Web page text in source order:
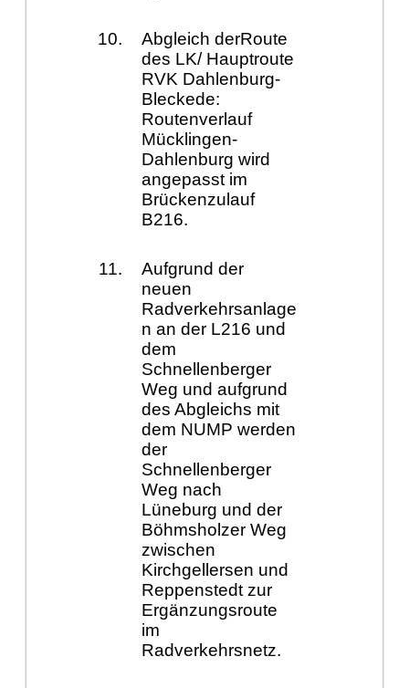
Abgleich derRoute
des LK/ Hauptroute
RVK Dahlenburg-
Bleckede:
Routenverlauf
Mücklingen-
Dahlenburg wird
angepasst im
Brückenzulauf
B216.
Aufgrund der
neuen
Radverkehrsanlage
n an der L216 und
dem
Schnellenberger
Weg und aufgrund
des Abgleichs mit
dem NUMP werden
der
Schnellenberger
Weg nach
Lüneburg und der
Böhmsholzer Weg
zwischen
Kirchgellersen und
Reppenstedt zur
Ergänzungsroute
im
Radverkehrsnetz.